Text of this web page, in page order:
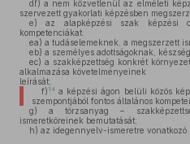
df) a nem közvetlenül az elméleti
szervezett gyakorlati képzésben
e) az alapképzési szak képzési
kompetenciákat:
ea) a tudáselemeknek, a megszerzett
eb) a személyes adottságoknak,
ec) a szakképzettség konkrét
alkalmazása követelményeinek
leírását;
f) 14a képzési ágon belüli közös
szempontjából fontos általános
g) a törzsanyag –
ismeretköreinek bemutatását;
h) az idegennyelv-ismeretre vonatkozó